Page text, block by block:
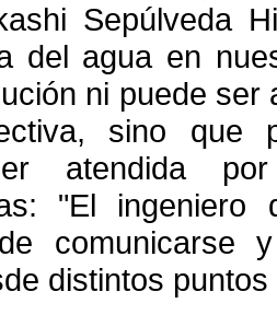
Sepúlveda
del agua en
ni puede ser
sino que
atendida
"El
comunicarse
distintos